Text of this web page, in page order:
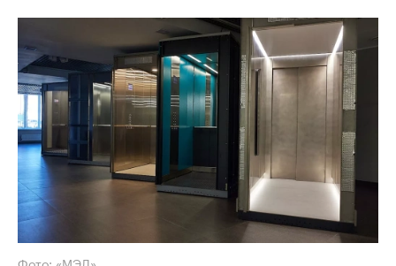
Фото: «МЭЛ»